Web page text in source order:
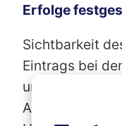
Erfolge
Sichtbarkeit
Eintrags bei
und auf Google
Anzahl der